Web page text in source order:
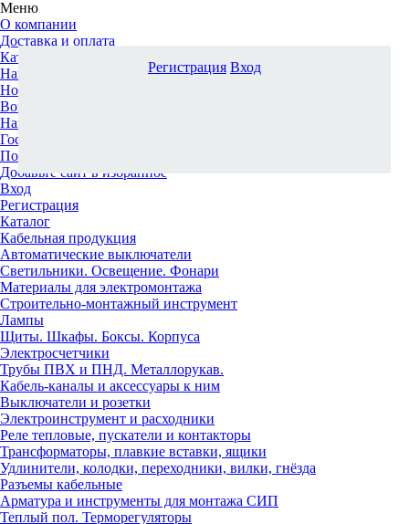
Меню
О компании
Доставка и оплата
Каталог
Наши офисы
Новости и новинки
Вопрос-ответ
Наша команда
Гос. заказчикам
Поставщикам
Добавьте сайт в избранное
Вход
Регистрация
Каталог
Кабельная продукция
Автоматические выключатели
Светильники. Освещение. Фонари
Материалы для электромонтажа
Строительно-монтажный инструмент
Лампы
Щиты. Шкафы. Боксы. Корпуса
Электросчетчики
Трубы ПВХ и ПНД. Металлорукав.
Кабель-каналы и аксессуары к ним
Выключатели и розетки
Электроинструмент и расходники
Реле тепловые, пускатели и контакторы
Трансформаторы, плавкие вставки, ящики
Удлинители, колодки, переходники, вилки, гнёзда
Разъемы кабельные
Арматура и инструменты для монтажа СИП
Теплый пол. Терморегуляторы
Регистрация Вход